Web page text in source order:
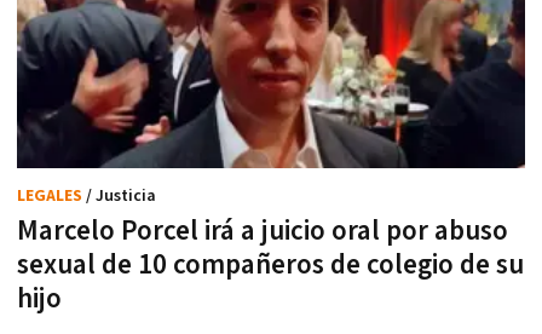
Marcelo Porcel irá a juicio oral por abuso
sexual de 10 compañeros de colegio de su
hijo
LEGALES / Justicia